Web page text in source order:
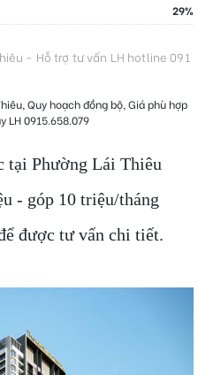
29%
- Hỗ trợ tư vấn LH hotline 091
Quy hoạch đồng bộ, Giá phù hợp
LH 0915.658.079
tại Phường Lái Thiêu
- góp 10 triệu/tháng
được tư vấn chi tiết.